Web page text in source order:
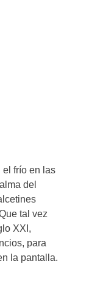
el frío en las
del
tal vez
XXI,
para
la pantalla.